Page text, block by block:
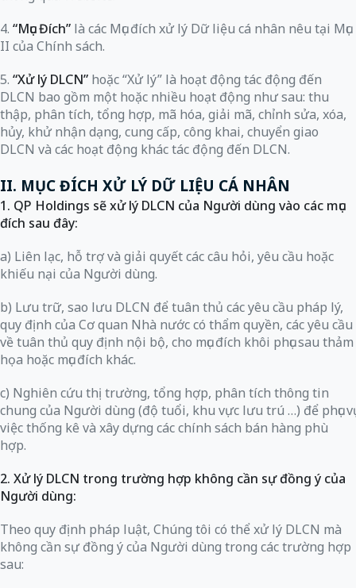
4. “Mục Đích” là các Mục đích xử lý Dữ liệu cá nhân nêu tại Mục
II của Chính sách.
5. “Xử lý DLCN” hoặc “Xử lý” là hoạt động tác động đến
DLCN bao gồm một hoặc nhiều hoạt động như sau: thu
thập, phân tích, tổng hợp, mã hóa, giải mã, chỉnh sửa, xóa,
hủy, khử nhận dạng, cung cấp, công khai, chuyển giao
DLCN và các hoạt động khác tác động đến DLCN.
II. MỤC ĐÍCH XỬ LÝ DỮ LIỆU CÁ NHÂN
1. QP Holdings sẽ xử lý DLCN của Người dùng vào các mục
đích sau đây:
a) Liên lạc, hỗ trợ và giải quyết các câu hỏi, yêu cầu hoặc
khiếu nại của Người dùng.
b) Lưu trữ, sao lưu DLCN để tuân thủ các yêu cầu pháp lý,
quy định của Cơ quan Nhà nước có thẩm quyền, các yêu cầu
về tuân thủ quy định nội bộ, cho mục đích khôi phục sau thảm
họa hoặc mục đích khác.
c) Nghiên cứu thị trường, tổng hợp, phân tích thông tin
chung của Người dùng (độ tuổi, khu vực lưu trú …) để phục vụ
việc thống kê và xây dựng các chính sách bán hàng phù
hợp.
2. Xử lý DLCN trong trường hợp không cần sự đồng ý của
Người dùng:
Theo quy định pháp luật, Chúng tôi có thể xử lý DLCN mà
không cần sự đồng ý của Người dùng trong các trường hợp
sau: